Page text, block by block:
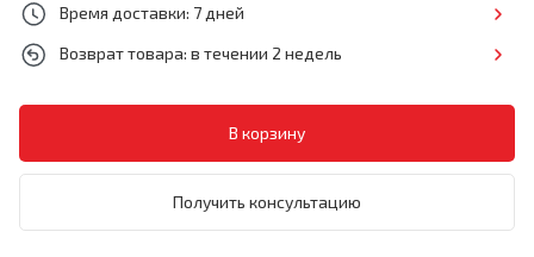
Время доставки: 7 дней
Возврат товара: в течении 2 недель
Получить консультацию